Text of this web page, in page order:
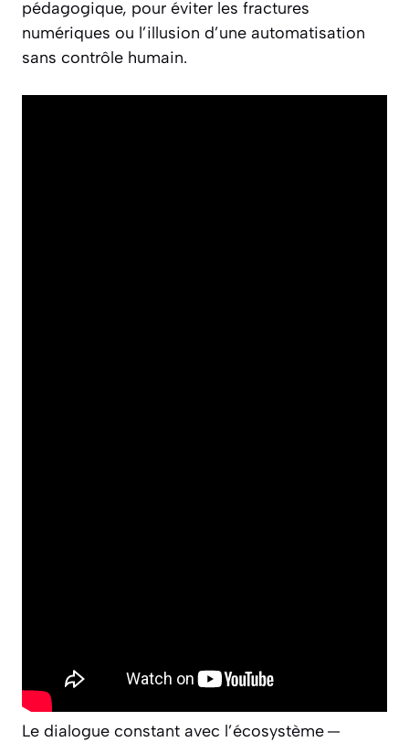
pédagogique, pour éviter les fractures
numériques ou l’illusion d’une automatisation
sans contrôle humain.
Le dialogue constant avec l’écosystème —